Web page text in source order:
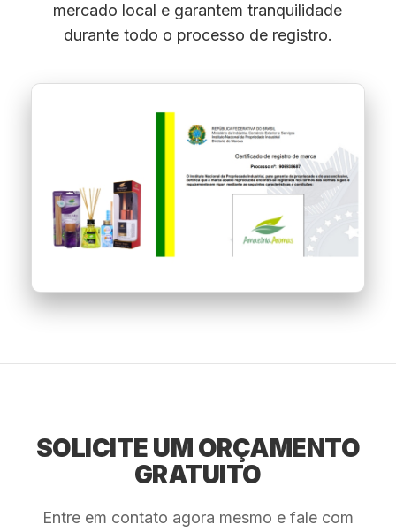
mercado local e garantem tranquilidade
durante todo o processo de registro.
SOLICITE UM ORÇAMENTO
GRATUITO
Entre em contato agora mesmo e fale com